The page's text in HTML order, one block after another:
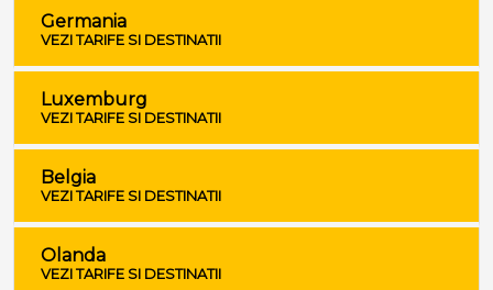
Germania
VEZI TARIFE SI DESTINATII
Luxemburg
VEZI TARIFE SI DESTINATII
Belgia
VEZI TARIFE SI DESTINATII
Olanda
VEZI TARIFE SI DESTINATII